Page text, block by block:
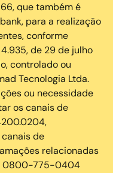
que também é
para a realização
conforme
de 29 de julho
controlado ou
Tecnologia Ltda.
ou necessidade
os canais de
de
relacionadas
0800-775-0404